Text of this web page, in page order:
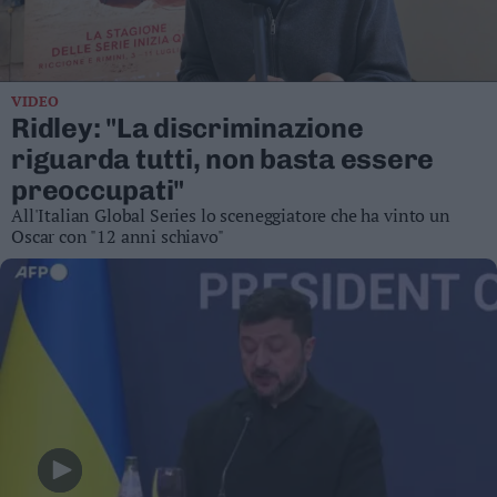
Territori
Trento
Rovereto
Pergine
Riva
–
Arco
Basso
–
Ledro
Lavis
Rotaliana
dei
Laghi
VIDEO
Ridley: "La discriminazione
riguarda tutti, non basta essere
preoccupati"
All'Italian Global Series lo sceneggiatore che ha vinto un
Oscar con "12 anni schiavo"